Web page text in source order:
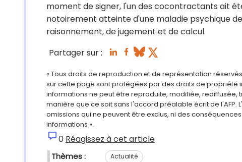
moment de signer, l'un des cocontractants ait
notoirement atteinte d'une maladie psychique
raisonnement, de jugement et de calcul.
Partager sur :
« Tous droits de reproduction et de représentation
sur cette page sont protégées par des droits de propriété
informations ne peut être reproduite, modifiée,
manière que ce soit sans l'accord préalable écrit de l'AFP.
omissions qui ne peuvent être exclus, ni des
informations ».
0 Réagissez à cet article
Thèmes : Actualité